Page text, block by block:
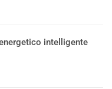
intelligente